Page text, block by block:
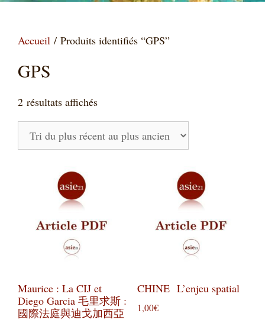
Accueil / Produits identifiés “GPS”
GPS
2 résultats affichésTrié
du
plus
récent
Maurice : La CIJ et
Diego Garcia 毛里求斯 :
國際法庭與迪戈加西亞
CHINE L’enjeu spatial
1,00€